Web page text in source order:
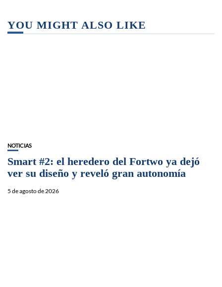
YOU MIGHT ALSO LIKE
NOTICIAS
Smart #2: el heredero del Fortwo ya dejó
ver su diseño y reveló gran autonomía
5 de agosto de 2026